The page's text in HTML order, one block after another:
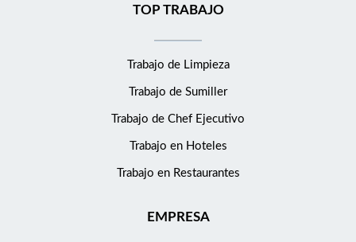
TOP TRABAJO
Trabajo de Limpieza
Trabajo de Sumiller
Trabajo de Chef Ejecutivo
Trabajo en Hoteles
Trabajo en Restaurantes
EMPRESA